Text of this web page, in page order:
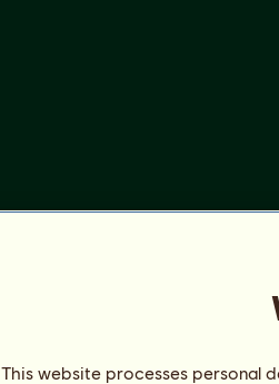
This website processes personal